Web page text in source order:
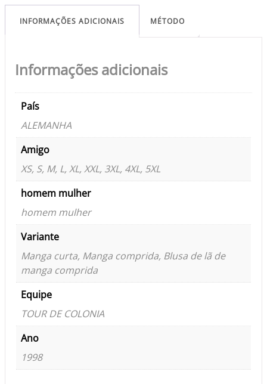
INFORMAÇÕES ADICIONAIS MÉTODO
Informações adicionais
País
ALEMANHA
Amigo
XS, S, M, L, XL, XXL, 3XL, 4XL, 5XL
homem mulher
homem mulher
Variante
Manga curta, Manga comprida, Blusa de lã de
manga comprida
Equipe
TOUR DE COLONIA
Ano
1998